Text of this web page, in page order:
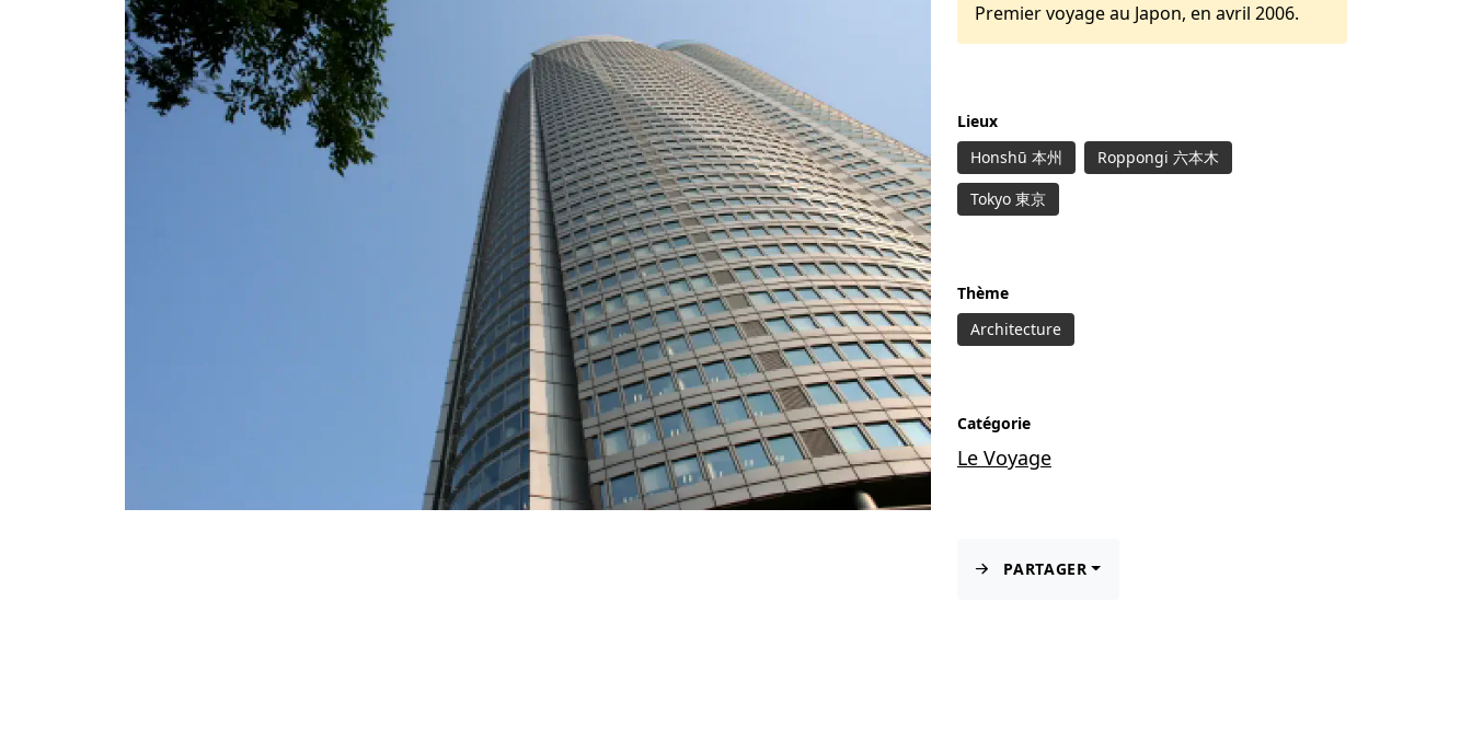
Premier voyage au Japon, en avril 2006.
Lieux
Honshū 本州
Roppongi 六本木
Tokyo 東京
Thème
Architecture
Catégorie
Le Voyage
PARTAGER